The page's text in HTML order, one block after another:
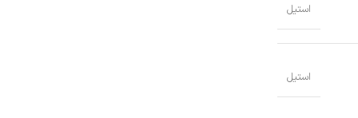
استیل
استیل